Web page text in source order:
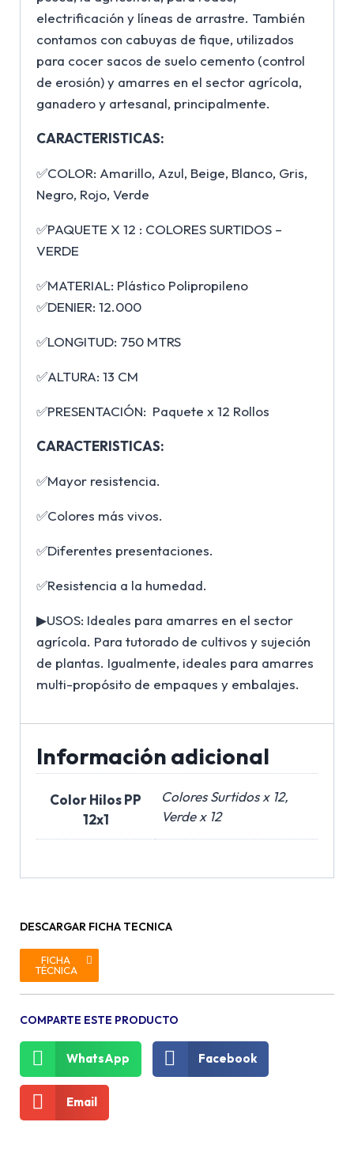
electrificación y líneas de arrastre. También
contamos con cabuyas de fique, utilizados
para cocer sacos de suelo cemento (control
de erosión) y amarres en el sector agrícola,
ganadero y artesanal, principalmente.
CARACTERISTICAS:
✅COLOR: Amarillo, Azul, Beige, Blanco, Gris,
Negro, Rojo, Verde
✅PAQUETE X 12 : COLORES SURTIDOS –
VERDE
✅MATERIAL: Plástico Polipropileno
✅DENIER: 12.000
✅LONGITUD: 750 MTRS
✅ALTURA: 13 CM
✅PRESENTACIÓN: Paquete x 12 Rollos
CARACTERISTICAS:
✅Mayor resistencia.
✅Colores más vivos.
✅Diferentes presentaciones.
✅Resistencia a la humedad.
▶USOS: Ideales para amarres en el sector
agrícola. Para tutorado de cultivos y sujeción
de plantas. Igualmente, ideales para amarres
multi-propósito de empaques y embalajes.
Información adicional
Color Hilos PP
12x1
Colores Surtidos x 12,
Verde x 12
DESCARGAR FICHA TECNICA
FICHA
TÉCNICA
COMPARTE ESTE PRODUCTO
WhatsApp Facebook
Email